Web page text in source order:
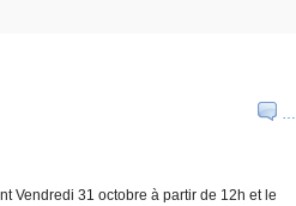
…
Vendredi 31 octobre à partir de 12h et le